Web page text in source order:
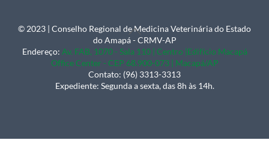
Back
To
Top
© 2023 | Conselho Regional de Medicina Veterinária do Estado
do Amapá - CRMV-AP
Endereço: Av. FAB, 1070 - Sala 110 | Centro |Edifício Macapá
Office Center - CEP 68.900-073 | Macapá/AP
Contato: (96) 3313-3313
Expediente: Segunda a sexta, das 8h às 14h.